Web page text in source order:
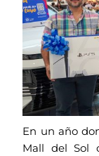
En un año
Mall del Sol